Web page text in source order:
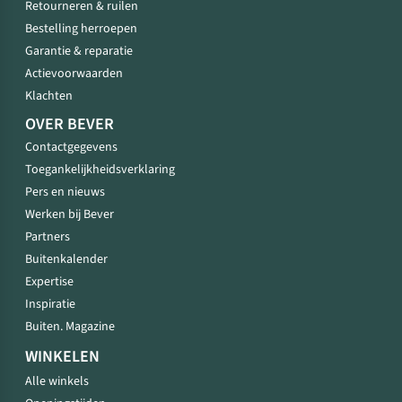
Retourneren & ruilen
Bestelling herroepen
Garantie & reparatie
Actievoorwaarden
Klachten
OVER BEVER
Contactgegevens
Toegankelijkheidsverklaring
Pers en nieuws
Werken bij Bever
Partners
Buitenkalender
Expertise
Inspiratie
Buiten. Magazine
WINKELEN
Alle winkels